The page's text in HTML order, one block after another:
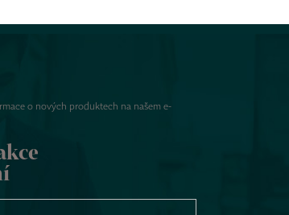
o nových produktech na našem e-